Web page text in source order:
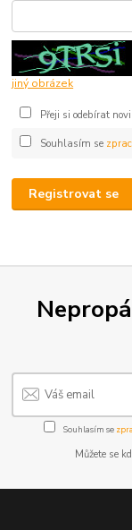
jiný obrázek
Přeji si odebírat
Souhlasím se
Registrovat se
Souhlasím se
Můžete se